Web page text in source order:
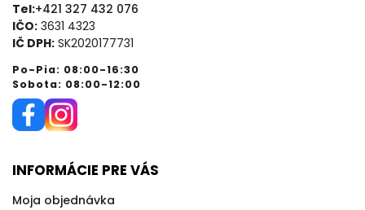
Tel:+421 327 432 076
IČO: 3631 4323
IČ DPH: SK2020177731
Po-Pia: 08:00-16:30
Sobota: 08:00-12:00
INFORMÁCIE PRE VÁS
Moja objednávka